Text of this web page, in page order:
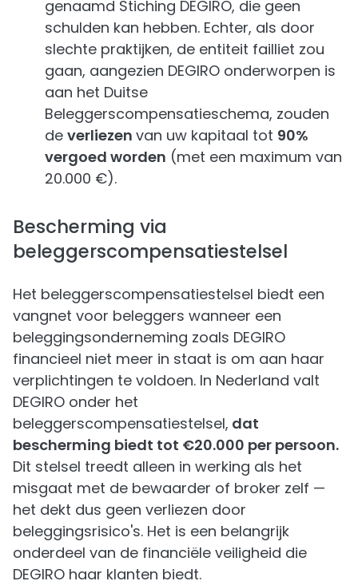
genaamd Stiching DEGIRO, die geen
schulden kan hebben. Echter, als door
slechte praktijken, de entiteit failliet zou
gaan, aangezien DEGIRO onderworpen is
aan het Duitse
Beleggerscompensatieschema, zouden
de verliezen van uw kapitaal tot 90%
vergoed worden (met een maximum van
20.000 €).
Bescherming via
beleggerscompensatiestelsel
Het beleggerscompensatiestelsel biedt een
vangnet voor beleggers wanneer een
beleggingsonderneming zoals DEGIRO
financieel niet meer in staat is om aan haar
verplichtingen te voldoen. In Nederland valt
DEGIRO onder het
beleggerscompensatiestelsel, dat
bescherming biedt tot €20.000 per persoon.
Dit stelsel treedt alleen in werking als het
misgaat met de bewaarder of broker zelf —
het dekt dus geen verliezen door
beleggingsrisico's. Het is een belangrijk
onderdeel van de financiële veiligheid die
DEGIRO haar klanten biedt.